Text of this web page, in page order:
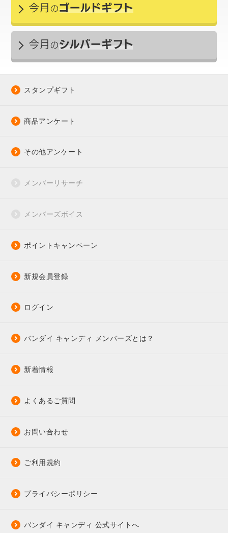
スタンプギフト
商品アンケート
その他アンケート
メンバーリサーチ
メンバーズボイス
ポイントキャンペーン
新規会員登録
ログイン
バンダイ キャンディ メンバーズとは？
新着情報
よくあるご質問
お問い合わせ
ご利用規約
プライバシーポリシー
バンダイ キャンディ 公式サイトへ